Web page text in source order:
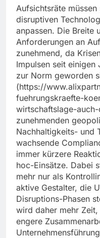
Aufsichtsräte
disruptiven
anpassen. Die Breite
Anforderungen an
zunehmend, da
Impulsen seit einigen
zur Norm geworden
(https://
fuehrungskraefte-
wirtschaftslage-
zunehmenden
Nachhaltigkeits- und
wachsende
immer kürzere
hoc-Einsätze. Dabei
mehr nur als
aktive Gestalter, die
Disruptions-Phasen
wird daher mehr
engere